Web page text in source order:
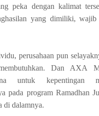
peka dengan kalimat
yang dimiliki, wajib
perusahaan pun
Dan AXA
untuk kepentingan
pada program Ramadhan
di dalamnya.